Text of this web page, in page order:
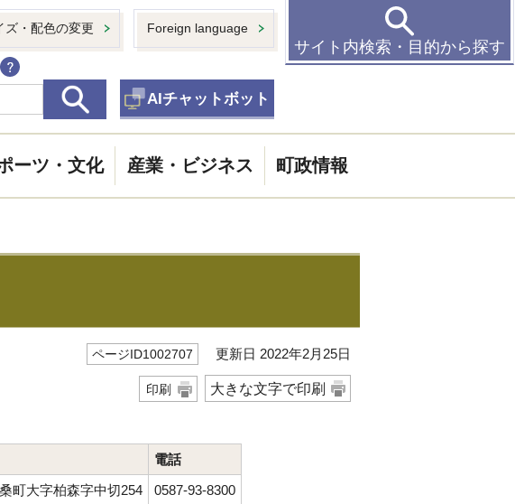
ズ・配色の変更 Foreign language
AIチャットボット
サイト内検索・目的から探す
ーツ・文化 産業・ビジネス 町政情報
ページID1002707 更新日 2022年2月25日
印刷 大きな文字で印刷
電話
町大字柏森字中切254
0587-93-8300